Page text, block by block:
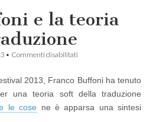
e la teoria
• Commenti disabilitati
e
la
soft
2013, Franco Buffoni ha tenuto
una teoria soft della traduzione
le cose ne è apparsa una sintesi